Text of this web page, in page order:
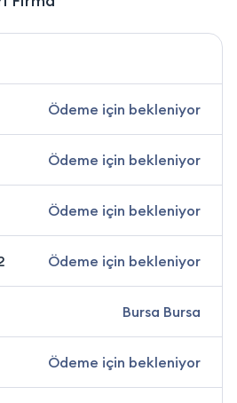
Ödeme için bekleniyor
Ödeme için bekleniyor
Ödeme için bekleniyor
Ödeme için bekleniyor
Bursa Bursa
Ödeme için bekleniyor